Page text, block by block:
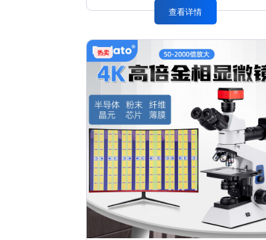
查看详情
热卖